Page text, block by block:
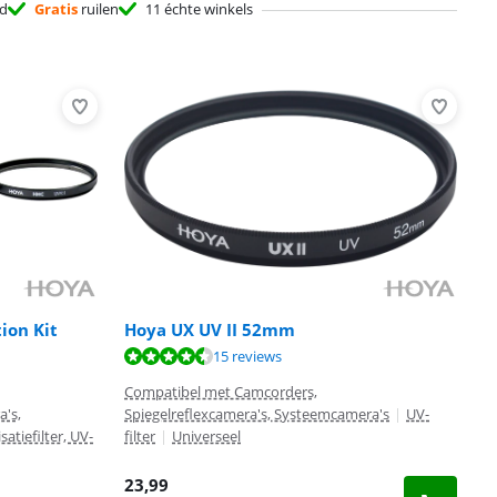
Gratisruilen 11 échte winkels
Kit
UV-
Hoya UX UV II 52mm
15 reviews
Compatibel met Camcorders,
Spiegelreflexcamera's, Systeemcamera's | UV-
filter | Universeel
23,99